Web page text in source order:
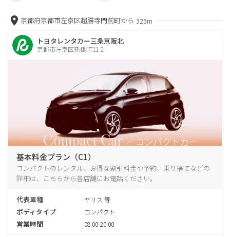
京都府京都市左京区超勝寺門前町から 323m
トヨタレンタカー三条京阪北
京都市左京区孫橋町11-2
基本料金プラン（C1）
コンパクトのレンタル、お得な割引料金や予約、乗り捨てなどの
詳細は、こちらから各店舗にお電話ください。
代表車種 ヤリス 等
ボディタイプ コンパクト
営業時間 08:00-20:00